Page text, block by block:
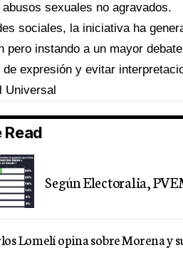
sexuales no agravados.
sociales, la iniciativa ha
pero instando a un mayor
de expresión y evitar
Universal
Read
Según Electoralia,
Lomelí opina sobre Morena y